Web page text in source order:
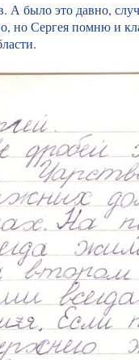
А было это давно,
Сергея помню и